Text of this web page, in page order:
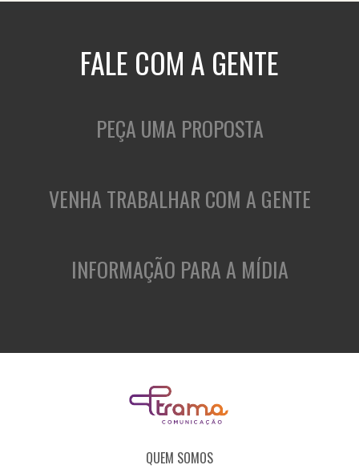
FALE COM A GENTE
PEÇA UMA PROPOSTA
VENHA TRABALHAR COM A GENTE
INFORMAÇÃO PARA A MÍDIA
QUEM SOMOS